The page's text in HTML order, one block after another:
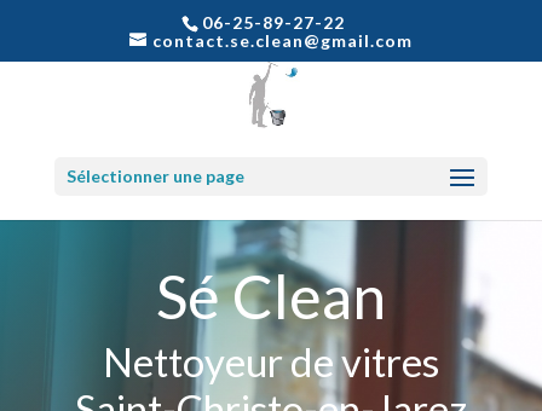
06-25-89-27-22
contact.se.clean@gmail.com
Sélectionner une page
Sé Clean
Nettoyeur de vitres